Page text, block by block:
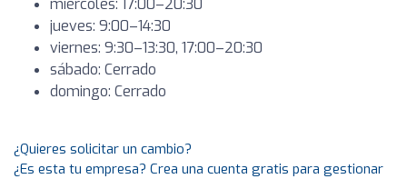
miércoles: 17:00–20:30
jueves: 9:00–14:30
viernes: 9:30–13:30, 17:00–20:30
sábado: Cerrado
domingo: Cerrado
¿Quieres solicitar un cambio?
¿Es esta tu empresa? Crea una cuenta gratis para gestionar